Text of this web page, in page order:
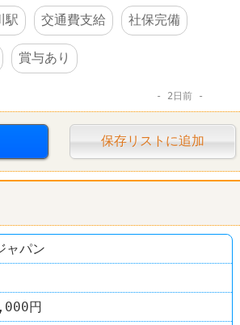
駅 交通費支給 社保完備
賞与あり
2日前
保存リストに追加
ャパン
円